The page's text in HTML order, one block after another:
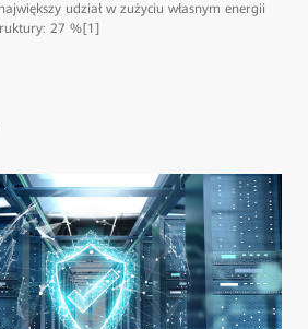
udział w zużyciu własnym energii
27 %[1]